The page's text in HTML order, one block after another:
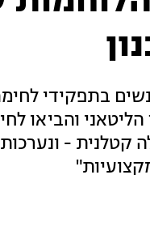
בתפקידי
והביאו
קטלנית -